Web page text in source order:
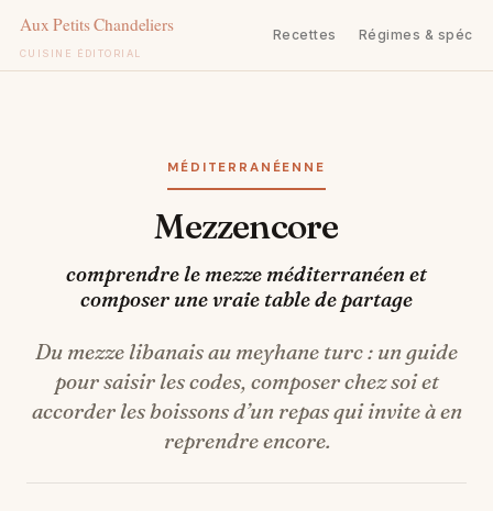
CUISINE ÉDITORIAL
Recettes Régimes &
MÉDITERRANÉENNE
Mezzencore
comprendre le mezze méditerranéen et
composer une vraie table de partage
Du mezze libanais au meyhane turc : un guide
pour saisir les codes, composer chez soi et
accorder les boissons d’un repas qui invite à en
reprendre encore.